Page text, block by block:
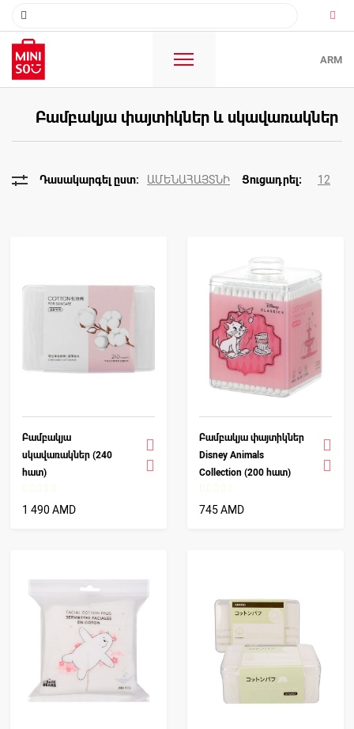
ARM
Բամբակյա փայտիկներ և սկավառակներ
ԱՄԵՆԱՀԱՅՏՆԻ 12
Բամբակյա
սկավառակներ (240
հատ)
1 490 AMD
Բամբակյա փայտիկներ
Disney Animals
Collection (200 հատ)
745 AMD